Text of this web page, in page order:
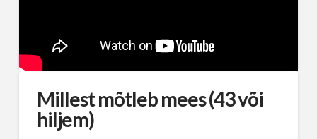
Millest mõtleb mees (43 või
hiljem)